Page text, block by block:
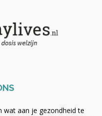
wat aan je gezondheid te